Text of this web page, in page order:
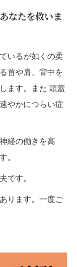
なたを救いま
いるが如くの柔
首や肩、背中を
ます。また 頭蓋
やかにつらい症
経の働きを高
。
です。
ります。一度ご